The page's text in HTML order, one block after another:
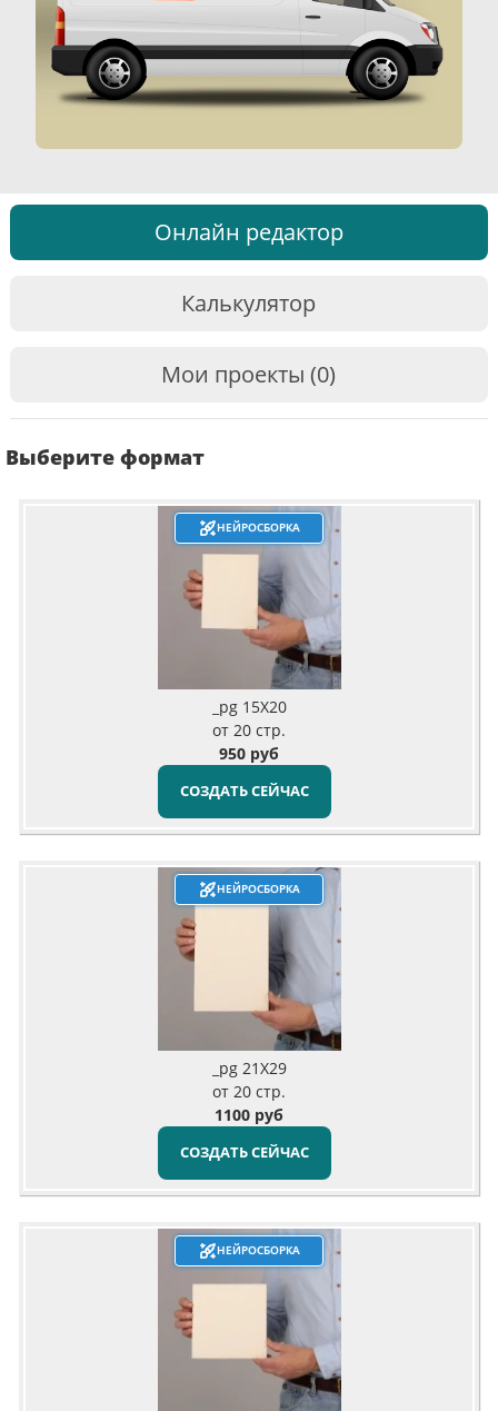
Онлайн редактор
Калькулятор
Мои проекты (0)
Выберите формат
НЕЙРОСБОРКА
_pg 15X20
от 20 стр.
950 руб
СОЗДАТЬ СЕЙЧАС
НЕЙРОСБОРКА
_pg 21X29
от 20 стр.
1100 руб
СОЗДАТЬ СЕЙЧАС
НЕЙРОСБОРКА